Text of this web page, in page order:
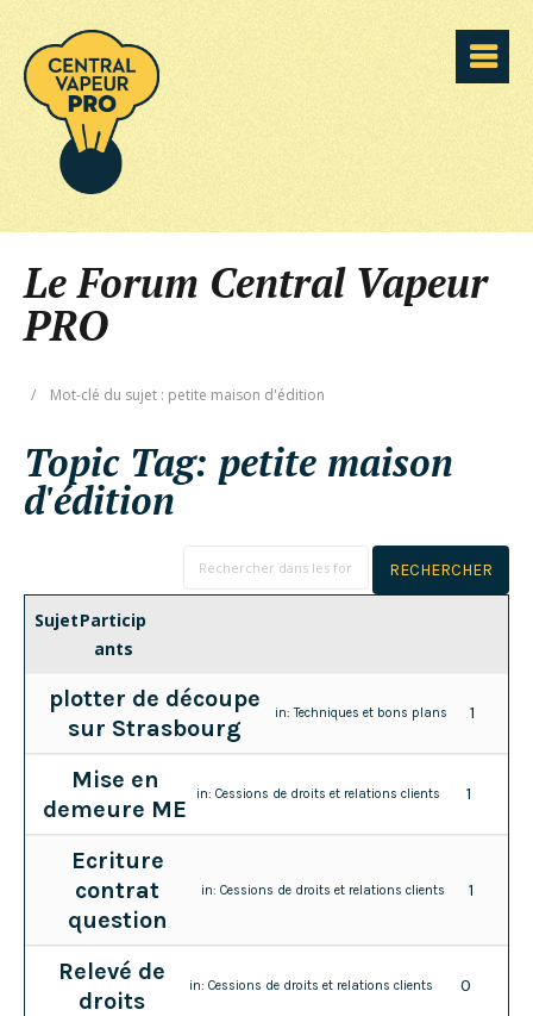
Le Forum Central Vapeur
PRO
/ Mot-clé du sujet : petite maison d'édition
Topic Tag: petite maison
d'édition
SujetParticip
ants
plotter de découpe
sur Strasbourg
in:Techniques et bons plans 1
Mise en
demeure ME
in: Cessions de droits et relations clients 1
Ecriture
contrat
question
in: Cessions de droits et relations clients 1
Relevé de
droits
in: Cessions de droits et relations clients 0